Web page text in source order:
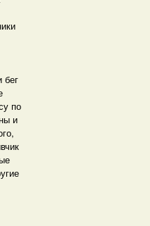
бег
по
и